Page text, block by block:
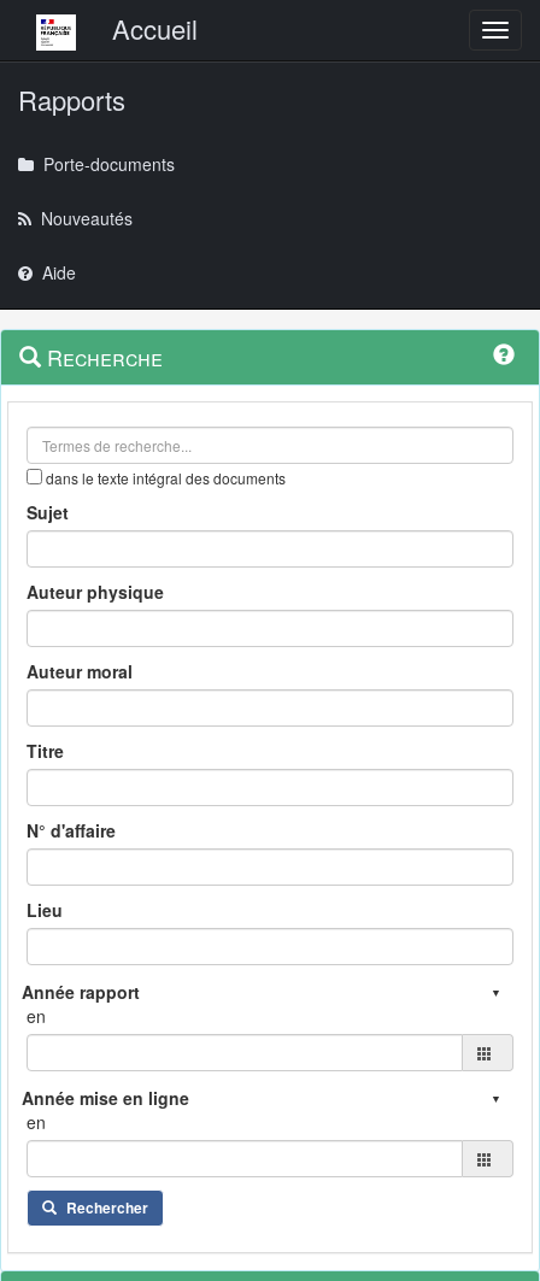
Menu principalAccueil
Rapports
Porte-documents
Nouveautés
Aide
Navigation
outils
Menu
contextuel
Recherche
dans le texte intégral des documents
Sujet
Auteur physique
Auteur moral
Titre
N° d'affaire
Lieu
en
en
Rechercher